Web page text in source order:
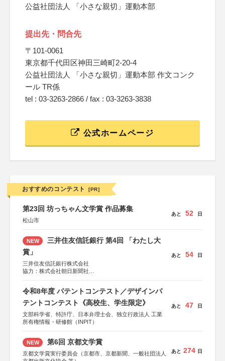
公益社団法人 「小さな親切」運動本部
提出先・問合先
〒101-0061
東京都千代田区神田三崎町2-20-4
公益社団法人 「小さな親切」運動本部 作文コンク
ール TR係
tel : 03-3263-2866 / fax : 03-3263-3838
公式ホームページ
おすすめのコンテスト [PR]
第23回 坊っちゃん文学賞 作品募集
松山市
あと 52 日
NEW
三井住友信託銀行 第4回 「わたし大
賞」
三井住友信託銀行株式会社
協力：株式会社朝日新聞社
あと 54 日
令和8年度 パテントコンテスト／デザインパ
テントコンテスト《高校生、学生限定》
文部科学省、特許庁、日本弁理士会、独立行政法人 工業
所有権情報・研修館（INPIT）
あと 47 日
NEW 第6回 京都文学賞
京都文学賞実行委員会（京都市、京都新聞、一般社団法人
あと 274 日